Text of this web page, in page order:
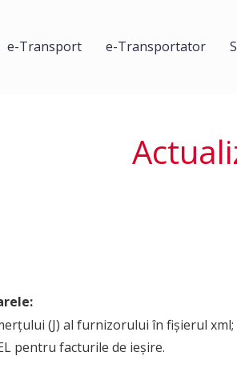
e-Transport e-Transportator
(J) al furnizorului în fișierul xml;
pentru facturile de ieșire.